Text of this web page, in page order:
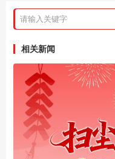
相关新闻